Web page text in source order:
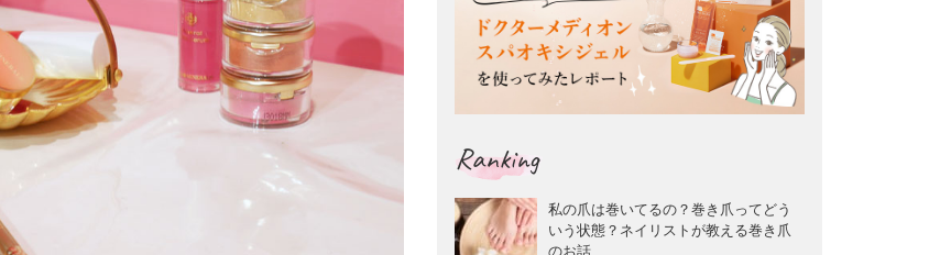
Ranking
私の爪は巻いてるの？巻き爪ってどう
いう状態？ネイリストが教える巻き爪
のお話